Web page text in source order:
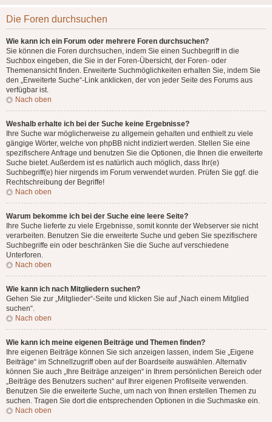
Die Foren durchsuchen
Wie kann ich ein Forum oder mehrere Foren durchsuchen?
Sie können die Foren durchsuchen, indem Sie einen Suchbegriff in die
Suchbox eingeben, die Sie in der Foren-Übersicht, der Foren- oder
Themenansicht finden. Erweiterte Suchmöglichkeiten erhalten Sie, indem Sie
den „Erweiterte Suche“-Link anklicken, der von jeder Seite des Forums aus
verfügbar ist.
Nach oben
Weshalb erhalte ich bei der Suche keine Ergebnisse?
Ihre Suche war möglicherweise zu allgemein gehalten und enthielt zu viele
gängige Wörter, welche von phpBB nicht indiziert werden. Stellen Sie eine
spezifischere Anfrage und benutzen Sie die Optionen, die Ihnen die erweiterte
Suche bietet. Außerdem ist es natürlich auch möglich, dass Ihr(e)
Suchbegriff(e) hier nirgends im Forum verwendet wurden. Prüfen Sie ggf. die
Rechtschreibung der Begriffe!
Nach oben
Warum bekomme ich bei der Suche eine leere Seite?
Ihre Suche lieferte zu viele Ergebnisse, somit konnte der Webserver sie nicht
verarbeiten. Benutzen Sie die erweiterte Suche und geben Sie spezifischere
Suchbegriffe ein oder beschränken Sie die Suche auf verschiedene
Unterforen.
Nach oben
Wie kann ich nach Mitgliedern suchen?
Gehen Sie zur „Mitglieder“-Seite und klicken Sie auf „Nach einem Mitglied
suchen“.
Nach oben
Wie kann ich meine eigenen Beiträge und Themen finden?
Ihre eigenen Beiträge können Sie sich anzeigen lassen, indem Sie „Eigene
Beiträge“ im Schnellzugriff oben auf der Boardseite auswählen. Alternativ
können Sie auch „Ihre Beiträge anzeigen“ in Ihrem persönlichen Bereich oder
„Beiträge des Benutzers suchen“ auf Ihrer eigenen Profilseite verwenden.
Benutzen Sie die erweiterte Suche, um nach von Ihnen erstellen Themen zu
suchen. Tragen Sie dort die entsprechenden Optionen in die Suchmaske ein.
Nach oben